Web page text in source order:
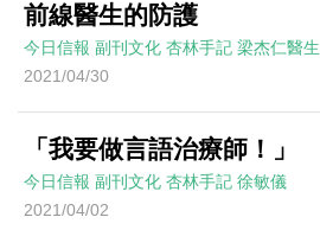
前線醫生的防護
今日信報 副刊文化 杏林手記 梁杰仁醫生
2021/04/30
「我要做言語治療師！」
今日信報 副刊文化 杏林手記 徐敏儀
2021/04/02